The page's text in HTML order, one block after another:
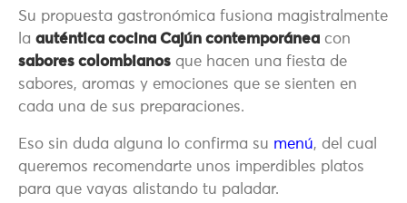
Su propuesta gastronómica fusiona magistralmente
la auténtica cocina Cajún contemporánea con
sabores colombianos que hacen una fiesta de
sabores, aromas y emociones que se sienten en
cada una de sus preparaciones.
Eso sin duda alguna lo confirma su menú, del cual
queremos recomendarte unos imperdibles platos
para que vayas alistando tu paladar.